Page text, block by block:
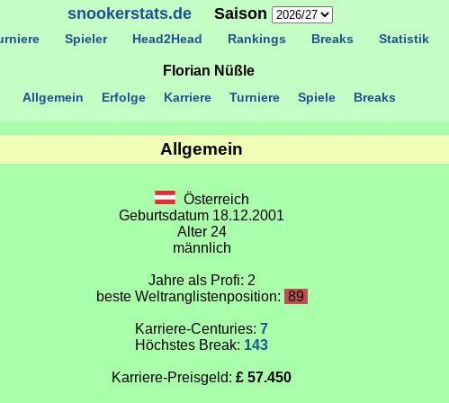
snookerstats.deSaison
Spieler Head2Head Rankings Breaks Statistik
Florian Nüßle
Allgemein
Österreich
Geburtsdatum 18.12.2001
Alter 24
männlich
Jahre als Profi: 2
beste Weltranglistenposition: 89
Karriere-Centuries: 7
Höchstes Break: 143
Karriere-Preisgeld: £ 57.450
Allgemein Erfolge Karriere Turniere Spiele Breaks